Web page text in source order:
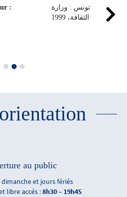
:
تونس : وزارة
الثقافة، 1999
au public
et jours fériés
libre accés :8h30 – 19h45